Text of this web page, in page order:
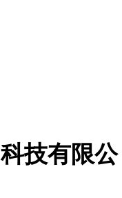
技有限公